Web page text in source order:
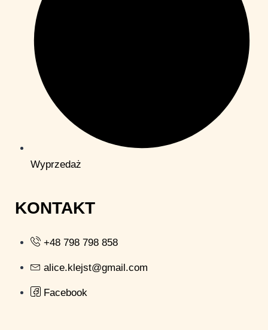
Wyprzedaż
KONTAKT
+48 798 798 858
alice.klejst@gmail.com
Facebook